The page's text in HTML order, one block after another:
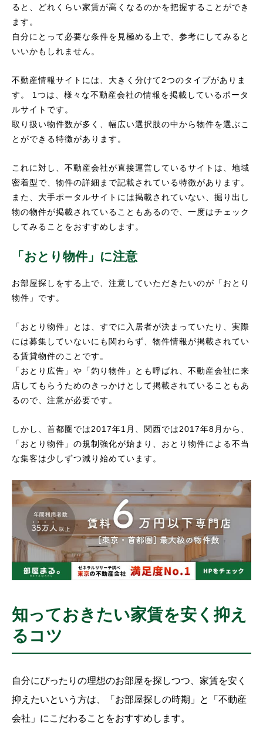
ると、どれくらい家賃が高くなるのかを把握することができ
ます。
自分にとって必要な条件を見極める上で、参考にしてみると
いいかもしれません。
不動産情報サイトには、大きく分けて2つのタイプがありま
す。 1つは、様々な不動産会社の情報を掲載しているポータ
ルサイトです。
取り扱い物件数が多く、幅広い選択肢の中から物件を選ぶこ
とができる特徴があります。
これに対し、不動産会社が直接運営しているサイトは、地域
密着型で、物件の詳細まで記載されている特徴があります。
また、大手ポータルサイトには掲載されていない、掘り出し
物の物件が掲載されていることもあるので、一度はチェック
してみることをおすすめします。
「おとり物件」に注意
お部屋探しをする上で、注意していただきたいのが「おとり
物件」です。
「おとり物件」とは、すでに入居者が決まっていたり、実際
には募集していないにも関わらず、物件情報が掲載されてい
る賃貸物件のことです。
「おとり広告」や「釣り物件」とも呼ばれ、不動産会社に来
店してもらうためのきっかけとして掲載されていることもあ
るので、注意が必要です。
しかし、首都圏では2017年1月、関西では2017年8月から、
「おとり物件」の規制強化が始まり、おとり物件による不当
な集客は少しずつ減り始めています。
知っておきたい家賃を安く抑え
るコツ
自分にぴったりの理想のお部屋を探しつつ、家賃を安く
抑えたいという方は、「お部屋探しの時期」と「不動産
会社」にこだわることをおすすめします。